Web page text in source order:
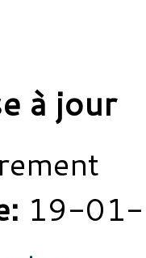
à jour
19-